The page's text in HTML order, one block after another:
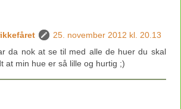
25. november 2012 kl. 20.13
da nok at se til med alle de huer du skal
at min hue er så lille og hurtig ;)